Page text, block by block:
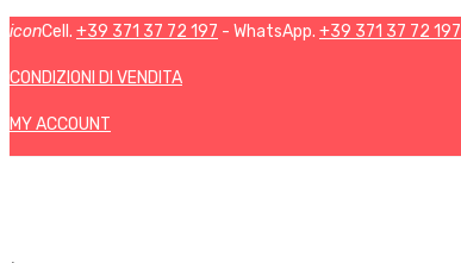
iconCell. +39 371 37 72 197 - WhatsApp. +39 371 37 72 197
CONDIZIONI DI VENDITA
MY ACCOUNT